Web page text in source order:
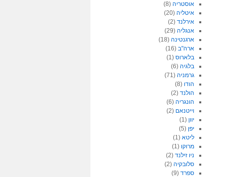
אוסטריה (8)
איטליה (20)
אירלנד (2)
אנגליה (29)
ארגנטינה (18)
ארה"ב (16)
בלארוס (1)
בלגיה (6)
גרמניה (71)
הודו (8)
הולנד (2)
הונגריה (6)
וייטנאם (2)
יוון (1)
יפן (5)
ליטא (1)
מרוקו (1)
ניו זילנד (2)
סלובקיה (2)
ספרד (9)